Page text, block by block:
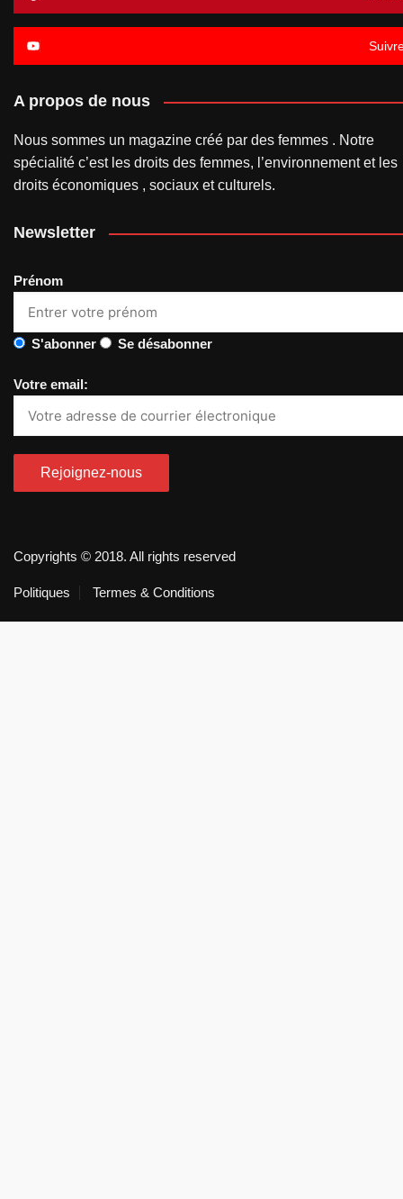
A propos de nous
Nous sommes un magazine créé par des femmes . Notre
spécialité c’est les droits des femmes, l’environnement et les
droits économiques , sociaux et culturels.
Newsletter
Prénom
S'abonner Se désabonner
Votre email:
Copyrights © 2018. All rights reserved
Politiques Termes & Conditions